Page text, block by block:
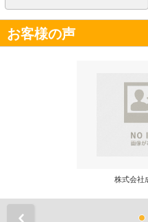
お客様の声
株式会社